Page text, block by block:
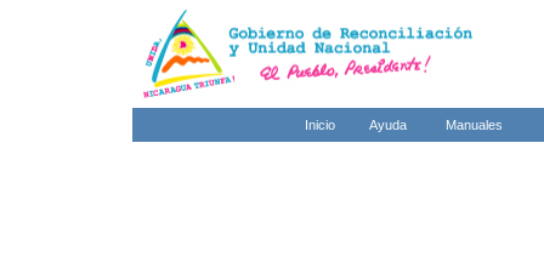
Inicio Ayuda Manuales